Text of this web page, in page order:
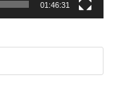
01:46:31